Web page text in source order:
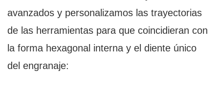
avanzados y personalizamos las trayectorias
de las herramientas para que coincidieran con
la forma hexagonal interna y el diente único
del engranaje: